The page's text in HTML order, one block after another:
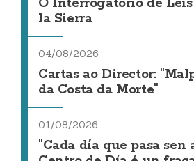
O Interrogatorio de Leis
la Sierra
04/08/2026
Cartas ao Director:
da Costa da Morte"
01/08/2026
"Cada día que pasa sen